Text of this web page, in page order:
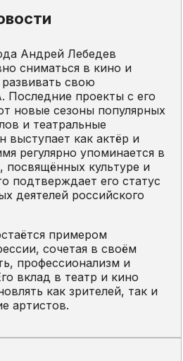
Андрей Лебедев
сниматься в кино и
свою
Последние проекты с его
новые сезоны популярных
и театральные
выступает как актёр и
регулярно упоминается в
посвящённых культуре и
подтверждает его статус
деятелей российского
примером
сочетая в своём
профессионализм и
вклад в театр и кино
как зрителей, так и
артистов.